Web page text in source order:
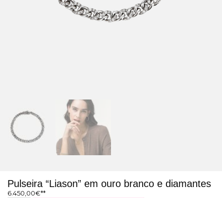
Pulseira “Liason” em ouro branco e diamantes
6.450,00€